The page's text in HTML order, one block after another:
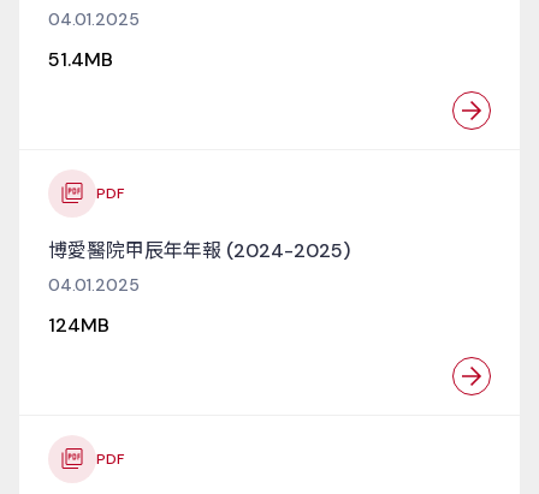
04.01.2025
51.4MB
PDF
博愛醫院甲辰年年報 (2024-2025)
04.01.2025
124MB
PDF